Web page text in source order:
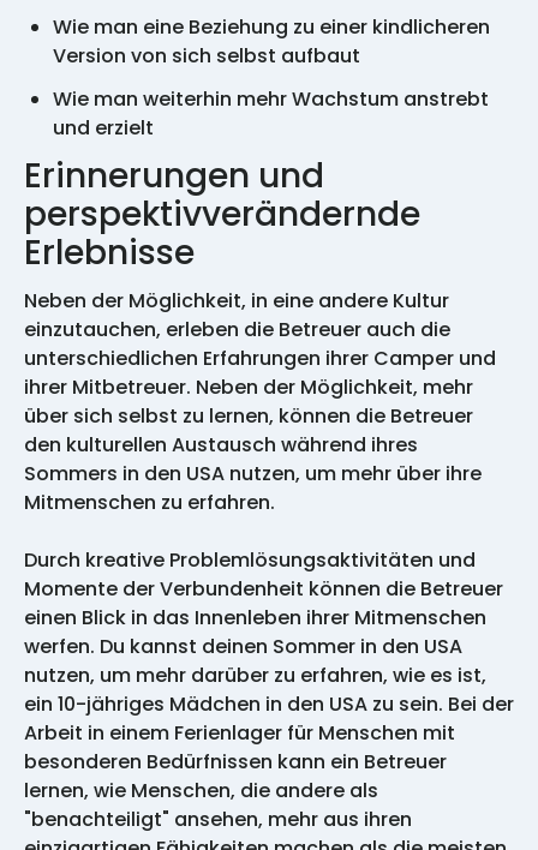
Wie man eine Beziehung zu einer kindlicheren
Version von sich selbst aufbaut
Wie man weiterhin mehr Wachstum anstrebt
und erzielt
Erinnerungen und
perspektivverändernde
Erlebnisse
Neben der Möglichkeit, in eine andere Kultur
einzutauchen, erleben die Betreuer auch die
unterschiedlichen Erfahrungen ihrer Camper und
ihrer Mitbetreuer. Neben der Möglichkeit, mehr
über sich selbst zu lernen, können die Betreuer
den kulturellen Austausch während ihres
Sommers in den USA nutzen, um mehr über ihre
Mitmenschen zu erfahren.
Durch kreative Problemlösungsaktivitäten und
Momente der Verbundenheit können die Betreuer
einen Blick in das Innenleben ihrer Mitmenschen
werfen. Du kannst deinen Sommer in den USA
nutzen, um mehr darüber zu erfahren, wie es ist,
ein 10-jähriges Mädchen in den USA zu sein. Bei der
Arbeit in einem Ferienlager für Menschen mit
besonderen Bedürfnissen kann ein Betreuer
lernen, wie Menschen, die andere als
"benachteiligt" ansehen, mehr aus ihren